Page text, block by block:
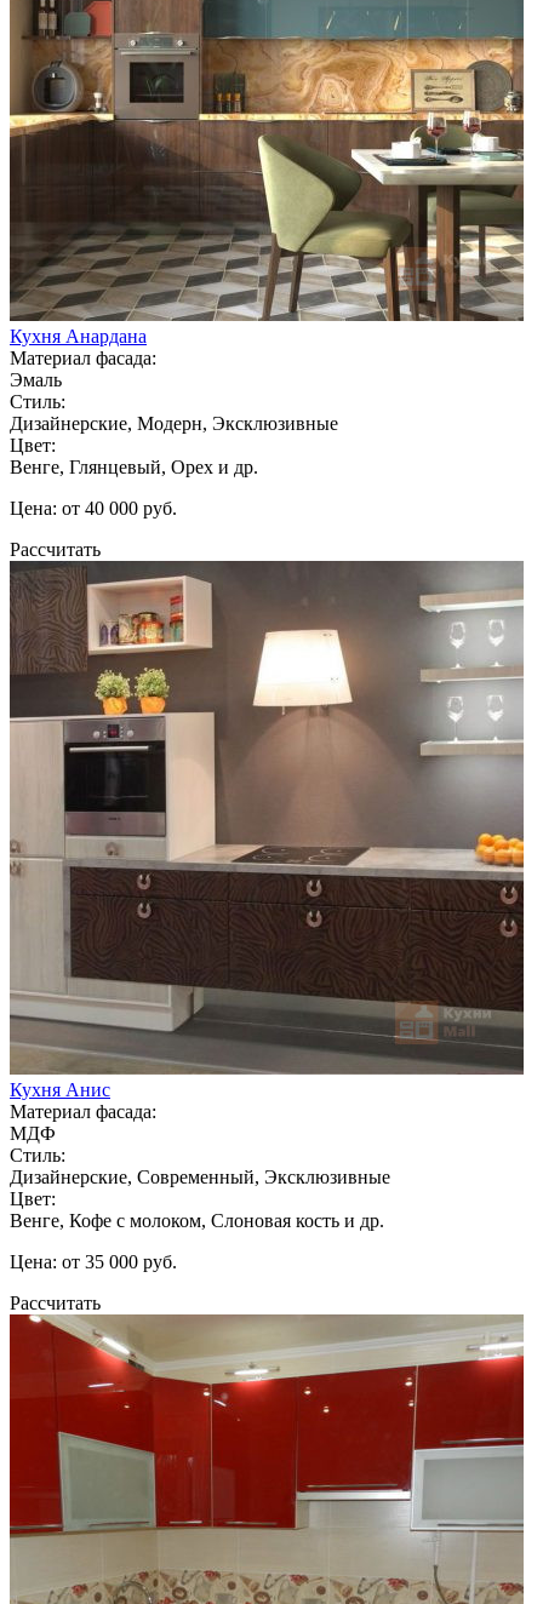
Кухня Анардана
Материал фасада:
Эмаль
Стиль:
Дизайнерские, Модерн, Эксклюзивные
Цвет:
Венге, Глянцевый, Орех и др.
Цена: от 40 000 руб.
Рассчитать
Кухня Анис
Материал фасада:
МДФ
Стиль:
Дизайнерские, Современный, Эксклюзивные
Цвет:
Венге, Кофе с молоком, Слоновая кость и др.
Цена: от 35 000 руб.
Рассчитать